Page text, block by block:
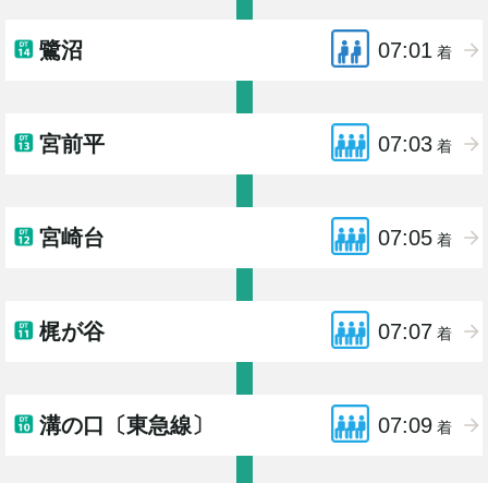
鷺沼 07:01 着
宮前平 07:03 着
宮崎台 07:05 着
梶が谷 07:07 着
溝の口〔東急線〕 07:09 着